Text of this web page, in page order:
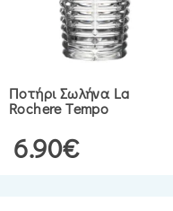
Ποτήρι Σωλήνα La
Rochere Tempo
6.90€